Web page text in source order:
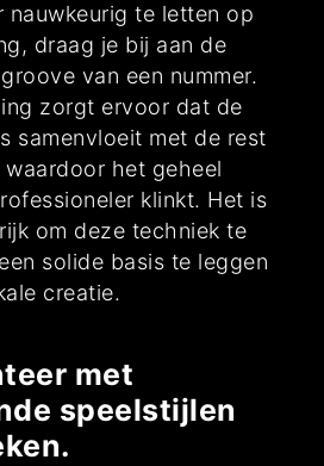
nauwkeurig te letten op
draag je bij aan de
van een nummer.
zorgt ervoor dat de
samenvloeit met de rest
het geheel
klinkt. Het is
om deze techniek te
solide basis te leggen
creatie.
met
speelstijlen